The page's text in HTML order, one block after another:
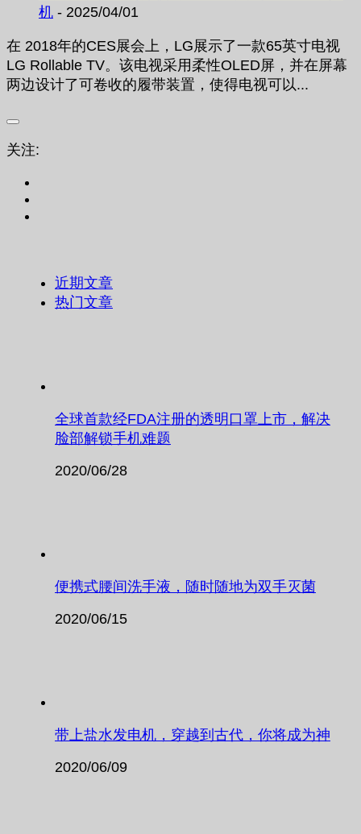
机 - 2025/04/01
在 2018年的CES展会上，LG展示了一款65英寸电视
LG Rollable TV。该电视采用柔性OLED屏，并在屏幕
两边设计了可卷收的履带装置，使得电视可以...
关注:
近期文章
热门文章
全球首款经FDA注册的透明口罩上市，解决
脸部解锁手机难题
2020/06/28
便携式腰间洗手液，随时随地为双手灭菌
2020/06/15
带上盐水发电机，穿越到古代，你将成为神
2020/06/09